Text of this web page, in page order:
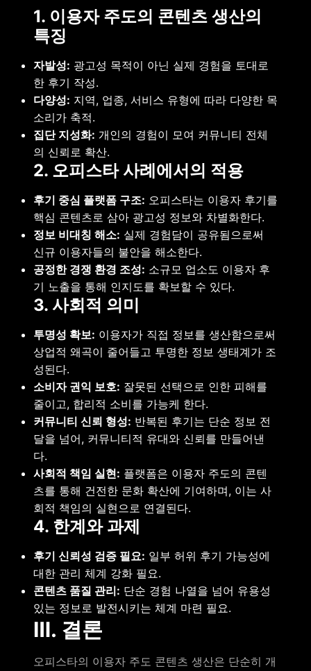
1. 이용자 주도의 콘텐츠 생산의
특징
자발성: 광고성 목적이 아닌 실제 경험을 토대로
한 후기 작성.
다양성: 지역, 업종, 서비스 유형에 따라 다양한 목
소리가 축적.
집단 지성화: 개인의 경험이 모여 커뮤니티 전체
의 신뢰로 확산.
2. 오피스타 사례에서의 적용
후기 중심 플랫폼 구조: 오피스타는 이용자 후기를
핵심 콘텐츠로 삼아 광고성 정보와 차별화한다.
정보 비대칭 해소: 실제 경험담이 공유됨으로써
신규 이용자들의 불안을 해소한다.
공정한 경쟁 환경 조성: 소규모 업소도 이용자 후
기 노출을 통해 인지도를 확보할 수 있다.
3. 사회적 의미
투명성 확보: 이용자가 직접 정보를 생산함으로써
상업적 왜곡이 줄어들고 투명한 정보 생태계가 조
성된다.
소비자 권익 보호: 잘못된 선택으로 인한 피해를
줄이고, 합리적 소비를 가능케 한다.
커뮤니티 신뢰 형성: 반복된 후기는 단순 정보 전
달을 넘어, 커뮤니티적 유대와 신뢰를 만들어낸
다.
사회적 책임 실현: 플랫폼은 이용자 주도의 콘텐
츠를 통해 건전한 문화 확산에 기여하며, 이는 사
회적 책임의 실현으로 연결된다.
4. 한계와 과제
후기 신뢰성 검증 필요: 일부 허위 후기 가능성에
대한 관리 체계 강화 필요.
콘텐츠 품질 관리: 단순 경험 나열을 넘어 유용성
있는 정보로 발전시키는 체계 마련 필요.
Ⅲ. 결론
오피스타의 이용자 주도 콘텐츠 생산은 단순히 개